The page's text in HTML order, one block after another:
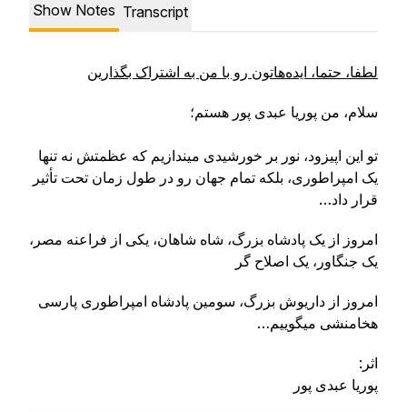
Show Notes Transcript
لطفا، حتما، ایده‌ها‌تون رو با من به اشتراک بگذارین
سلام، من پوریا عبدی پور هستم؛
تو این اپیزود، نور بر خورشیدی میندازیم که عظمتش نه تنها
یک امپراطوری، بلکه تمام جهان رو در طول زمان تحت تأثیر
قرار داد…
امروز از یک پادشاه بزرگ، شاه شاهان، یکی از فراعنه مصر،
یک جنگاور، یک اصلاح گر
امروز از داریوش بزرگ، سومین پادشاه امپراطوری پارسی
هخامنشی میگوییم…
اثر:
پوریا عبدی پور